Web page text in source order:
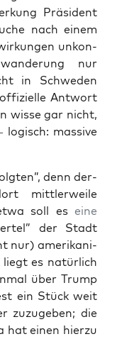
Prä­si­dent
nach einem
unkon­
nur
in Schwe­den
Ant­wort
wis­se gar nicht,
mas­si­ve
denn der­
mitt­ler­wei­le
soll es eine
der Stadt
nur) ame­ri­ka­ni­
es natür­lich
über Trump
ein Stück weit
zuzu­ge­ben; die
hat einen hier­zu